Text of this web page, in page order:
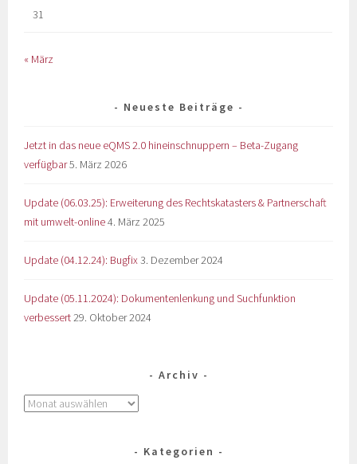
31
« März
Neueste Beiträge
Jetzt in das neue eQMS 2.0 hineinschnuppern – Beta-Zugang
verfügbar5. März 2026
Update (06.03.25): Erweiterung des Rechtskatasters & Partnerschaft
mit umwelt-online4. März 2025
Update (04.12.24): Bugfix3. Dezember 2024
Update (05.11.2024): Dokumentenlenkung und Suchfunktion
verbessert29. Oktober 2024
Archiv
Kategorien